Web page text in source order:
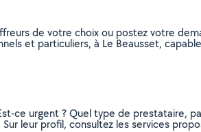
de votre choix ou postez votre
et particuliers, à Le Beausset,
ce urgent ? Quel type de prestataire,
leur profil, consultez les services